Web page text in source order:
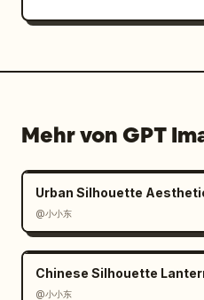
ein einzelnes
Abständen zeigt, wie
Sie die starke blau/
Mehr von GPT
Urban Silhouette
@小小东
Chinese Silhouette
@小小东